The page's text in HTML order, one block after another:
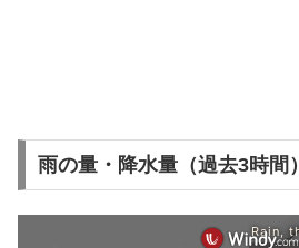
雨の量・降水量（過去3時間）